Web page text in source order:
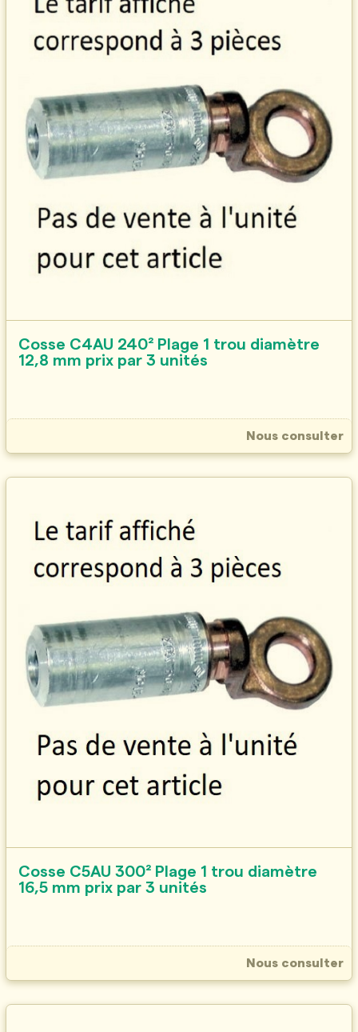
Cosse C4AU 240² Plage 1 trou diamètre
12,8 mm prix par 3 unités
Nous consulter
Cosse C5AU 300² Plage 1 trou diamètre
16,5 mm prix par 3 unités
Nous consulter